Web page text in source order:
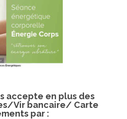
accepte en plus des
Vir bancaire/ Carte
par :